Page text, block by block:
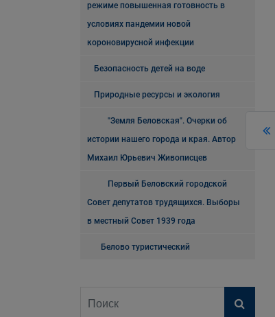
режиме повышенная готовность в
условиях пандемии новой
короновирусной инфекции
Безопасность детей на воде
Природные ресурсы и экология
"Земля Беловская". Очерки об
истории нашего города и края. Автор
Михаил Юрьевич Живописцев
Первый Беловский городской
Совет депутатов трудящихся. Выборы
в местный Совет 1939 года
Белово туристический